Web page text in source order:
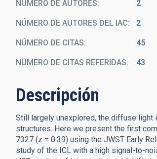
NÚMERO DE AUTORES 2
NÚMERO DE AUTORES DEL IAC 2
NÚMERO DE CITAS 45
NÚMERO DE CITAS REFERIDAS 43
Descripción
Still largely unexplored, the diffuse
structures. Here we present the first
7327 (z = 0.39) using the JWST Early
study of the ICL with a high signal-to-